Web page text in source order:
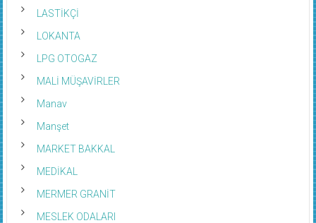
LASTİKÇİ
LOKANTA
LPG OTOGAZ
MALİ MÜŞAVİRLER
Manav
Manşet
MARKET BAKKAL
MEDİKAL
MERMER GRANİT
MESLEK ODALARI